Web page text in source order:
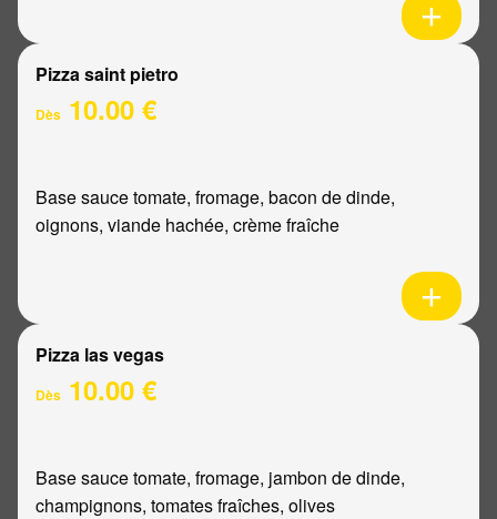
Pizza saint pietro
Dès 10.00 €
Base sauce tomate, fromage, bacon de dinde,
oignons, viande hachée, crème fraîche
Pizza las vegas
Dès 10.00 €
Base sauce tomate, fromage, jambon de dinde,
champignons, tomates fraîches, olives